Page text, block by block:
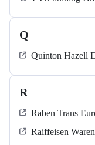
Q
Quinton Hazell
R
Raben Trans
Raiffeisen